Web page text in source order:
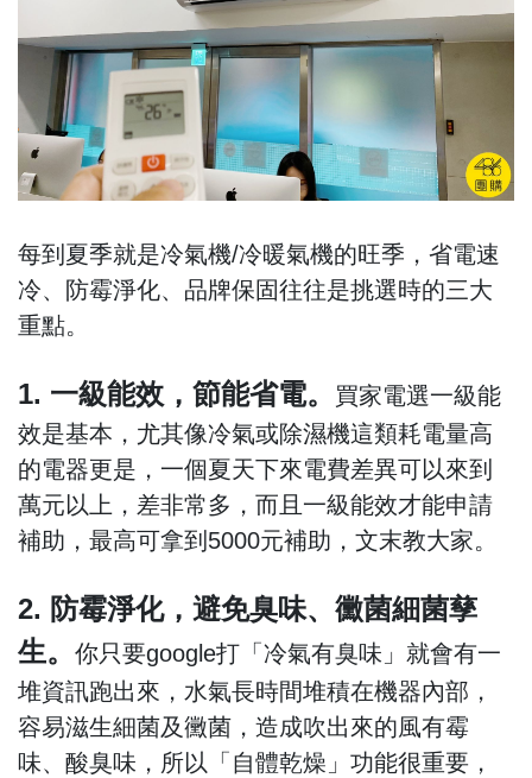
每到夏季就是冷氣機/冷暖氣機的旺季，省電速
冷、防霉淨化、品牌保固往往是挑選時的三大
重點。
1. 一級能效，節能省電。
買家電選一級能
效是基本，尤其像冷氣或除濕機這類耗電量高
的電器更是，一個夏天下來電費差異可以來到
萬元以上，差非常多，而且一級能效才能申請
補助，最高可拿到5000元補助，文末教大家。
2. 防霉淨化，避免臭味、黴菌細菌孳
生。
你只要google打「冷氣有臭味」就會有一
堆資訊跑出來，水氣長時間堆積在機器內部，
容易滋生細菌及黴菌，造成吹出來的風有霉
味、酸臭味，所以「自體乾燥」功能很重要，